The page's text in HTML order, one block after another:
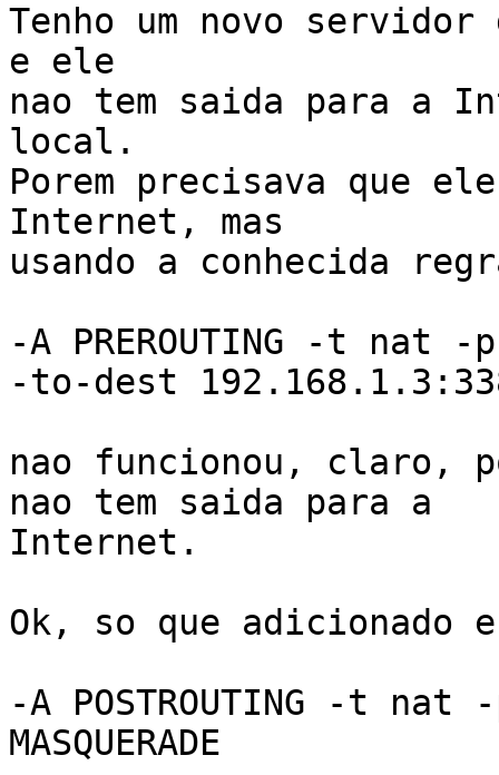
Tenho um novo
e ele
nao tem saida para a
local.
Porem precisava que
Internet, mas
usando a conhecida
-A PREROUTING -t
-to-dest
nao funcionou, claro,
nao tem saida para a
Internet.
Ok, so que adicionado
-A POSTROUTING -t
MASQUERADE